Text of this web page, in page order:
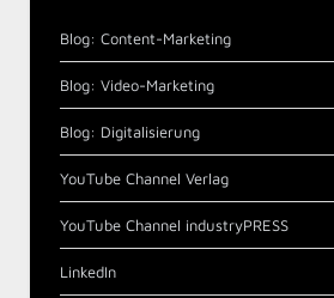
Blog: Content-Marketing
Blog: Video-Marketing
Blog: Digitalisierung
YouTube Channel Verlag
YouTube Channel industryPRESS
LinkedIn